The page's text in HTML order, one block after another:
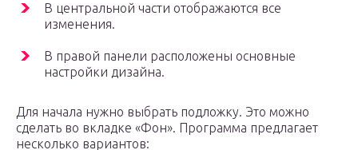
В центральной части отображаются все
изменения.
В правой панели расположены основные
настройки дизайна.
Для начала нужно выбрать подложку. Это можно
сделать во вкладке «Фон». Программа предлагает
несколько вариантов: